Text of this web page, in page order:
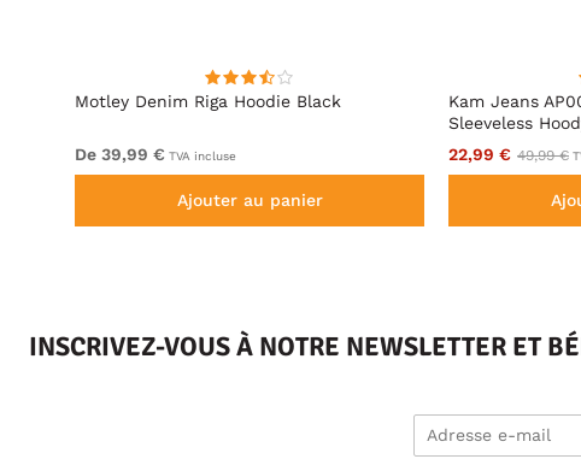
Motley Denim Riga Hoodie Black
De 39,99 € TVA incluse
Ajouter au panier
Kam Jeans
Sleeveless
22,99 € 49,99 €
INSCRIVEZ-VOUS À NOTRE NEWSLETTER ET